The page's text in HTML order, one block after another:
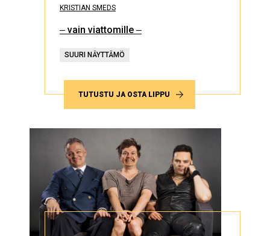
KRISTIAN SMEDS
‒ vain viattomille ‒
SUURI NÄYTTÄMÖ
TUTUSTU JA OSTA LIPPU